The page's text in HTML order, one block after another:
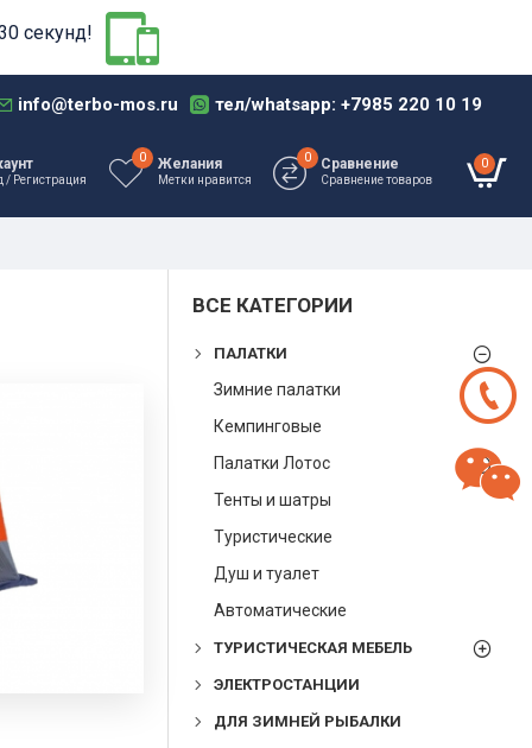
секунд!
info@terbo-mos.ru тел/whatsapp: +7985 220 10 19
/ Регистрация
Желания
Метки нравится
0 Сравнение
Сравнение товаров
0 0
ВСЕ КАТЕГОРИИ
ПАЛАТКИ
Зимние палатки
Кемпинговые
Палатки Лотос
Тенты и шатры
Туристические
Душ и туалет
Автоматические
ТУРИСТИЧЕСКАЯ МЕБЕЛЬ
ЭЛЕКТРОСТАНЦИИ
ДЛЯ ЗИМНЕЙ РЫБАЛКИ